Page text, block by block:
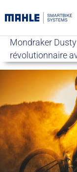
Mondraker
révolutionnaire